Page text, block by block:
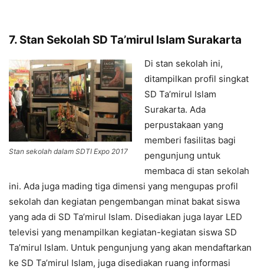
7. Stan Sekolah SD Ta’mirul Islam Surakarta
Stan sekolah dalam SDTI Expo 2017
Di stan sekolah ini,
ditampilkan profil singkat
SD Ta’mirul Islam
Surakarta. Ada
perpustakaan yang
memberi fasilitas bagi
pengunjung untuk
membaca di stan sekolah
ini. Ada juga mading tiga dimensi yang mengupas profil
sekolah dan kegiatan pengembangan minat bakat siswa
yang ada di SD Ta’mirul Islam. Disediakan juga layar LED
televisi yang menampilkan kegiatan-kegiatan siswa SD
Ta’mirul Islam. Untuk pengunjung yang akan mendaftarkan
ke SD Ta’mirul Islam, juga disediakan ruang informasi